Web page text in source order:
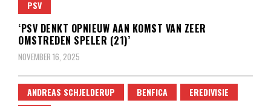
PSV
‘PSV DENKT OPNIEUW AAN KOMST VAN ZEER
OMSTREDEN SPELER (21)’
NOVEMBER 16, 2025
ANDREAS SCHJELDERUP BENFICA
EREDIVISIE